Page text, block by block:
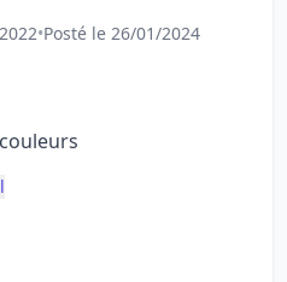
•Posté le 26/01/2024